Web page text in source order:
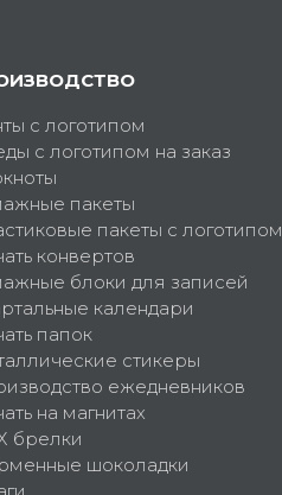
с логотипом
с логотипом на заказ
пакеты
пакеты с логотипом
конвертов
блоки для записей
календари
папок
стикеры
ежедневников
на магнитах
брелки
шоколадки